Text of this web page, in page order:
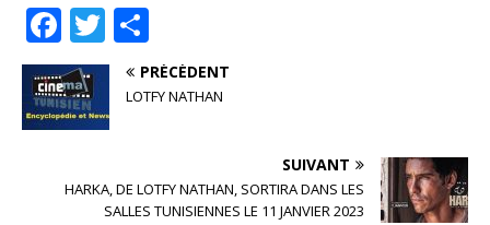
F
a
c
e
o
T
w
it
te
ar
ta
r
PRÉCÉDENT
LOTFY NATHAN
SUIVANT
HARKA, DE LOTFY NATHAN, SORTIRA DANS LES
SALLES TUNISIENNES LE 11 JANVIER 2023